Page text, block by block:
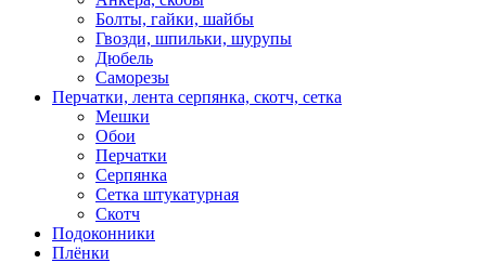
Болты, гайки, шайбы
Гвозди, шпильки, шурупы
Дюбель
Саморезы
Перчатки, лента серпянка, скотч, сетка
Мешки
Обои
Перчатки
Серпянка
Сетка штукатурная
Скотч
Подоконники
Плёнки